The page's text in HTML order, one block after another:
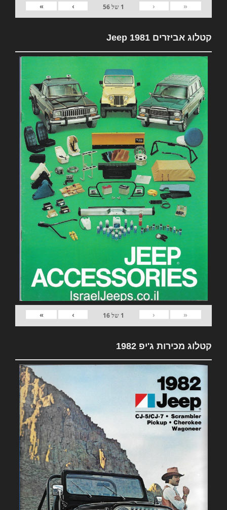
«
‹
1 של56
›
»
קטלוג אביזרים 1981 Jeep
«
‹
1 של16
›
»
קטלוג מכירות ג'יפ 1982